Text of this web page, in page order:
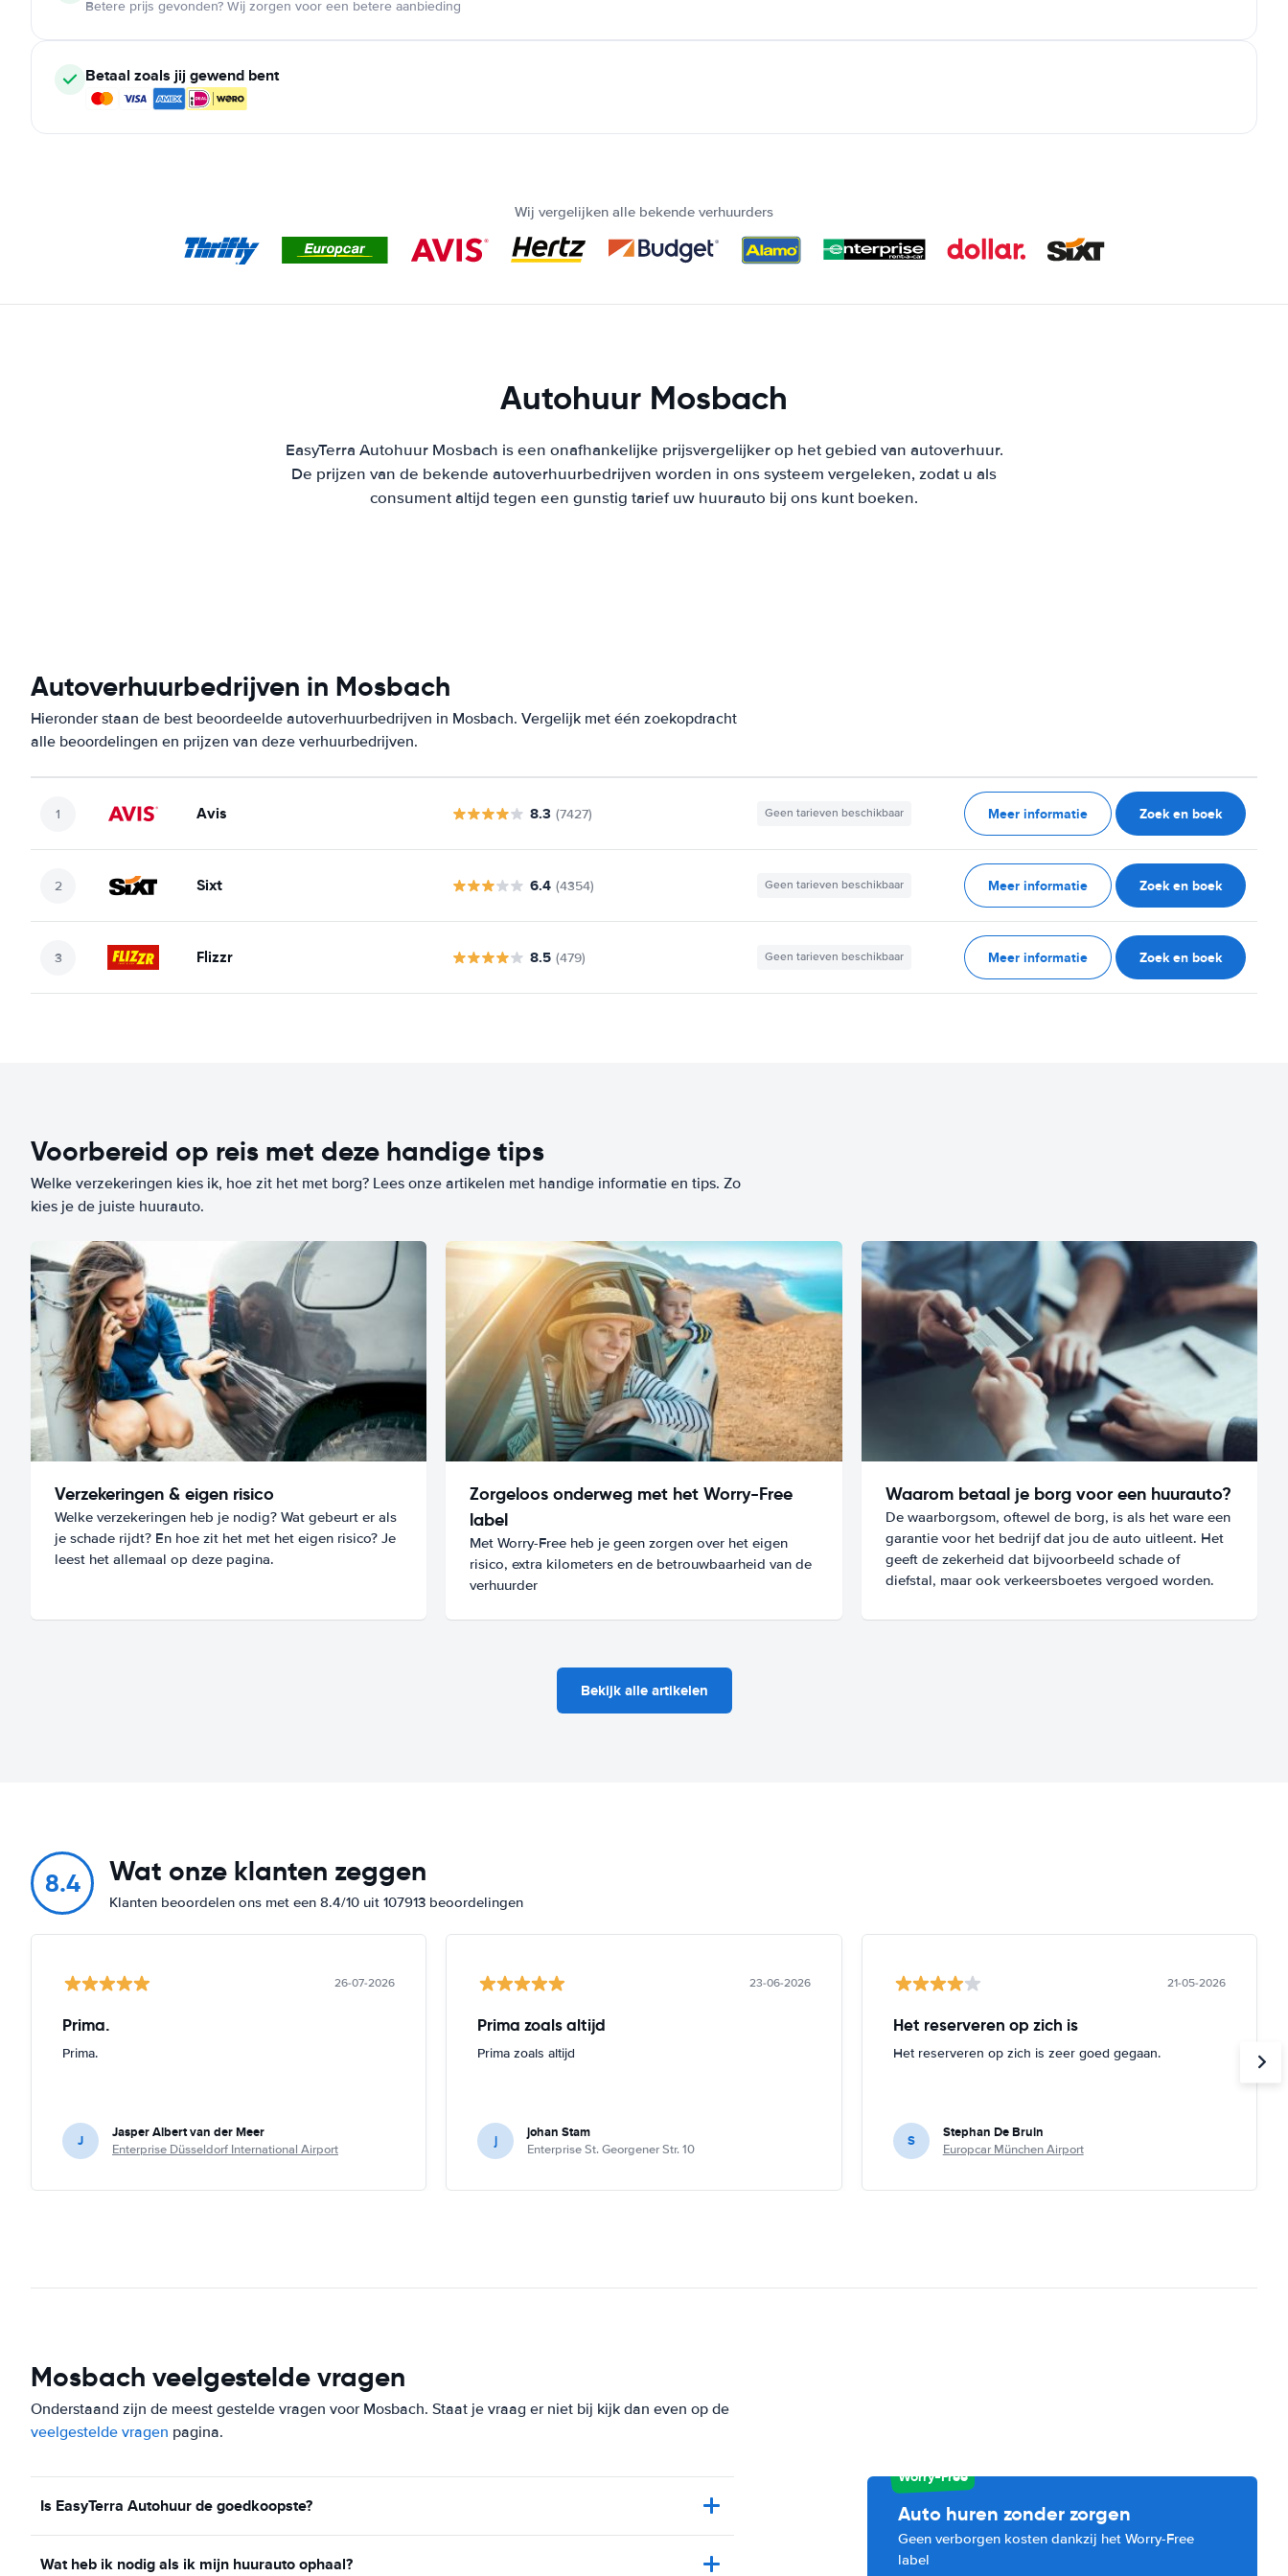
Betere prijs gevonden? Wij zorgen voor een betere aanbieding
Betaal zoals jij gewend bent
Wij vergelijken alle bekende verhuurders
Autohuur Mosbach
EasyTerra Autohuur Mosbach is een onafhankelijke prijsvergelijker op het gebied van autoverhuur.
De prijzen van de bekende autoverhuurbedrijven worden in ons systeem vergeleken, zodat u als
consument altijd tegen een gunstig tarief uw huurauto bij ons kunt boeken.
Autoverhuurbedrijven in Mosbach
Hieronder staan de best beoordeelde autoverhuurbedrijven in Mosbach. Vergelijk met één zoekopdracht
alle beoordelingen en prijzen van deze verhuurbedrijven.
Avis 8.3 (7427) Geen tarieven beschikbaar Meer informatie Zoek en boek
Sixt 6.4 (4354) Geen tarieven beschikbaar Meer informatie Zoek en boek
Flizzr 8.5 (479) Geen tarieven beschikbaar Meer informatie Zoek en boek
Voorbereid op reis met deze handige tips
Welke verzekeringen kies ik, hoe zit het met borg? Lees onze artikelen met handige informatie en tips. Zo
kies je de juiste huurauto.
Verzekeringen & eigen risico
Welke verzekeringen heb je nodig? Wat gebeurt er als
je schade rijdt? En hoe zit het met het eigen risico? Je
leest het allemaal op deze pagina.
Zorgeloos onderweg met het Worry-Free
label
Met Worry-Free heb je geen zorgen over het eigen
risico, extra kilometers en de betrouwbaarheid van de
verhuurder
Waarom betaal je borg voor een huurauto?
De waarborgsom, oftewel de borg, is als het ware een
garantie voor het bedrijf dat jou de auto uitleent. Het
geeft de zekerheid dat bijvoorbeeld schade of
diefstal, maar ook verkeersboetes vergoed worden.
Bekijk alle artikelen
8.4 Wat onze klanten zeggen
Klanten beoordelen ons met een 8.4/10 uit 107913 beoordelingen
26-07-2026
Prima.
Prima.
J Jasper Albert van der Meer
Enterprise Düsseldorf International Airport
23-06-2026
Prima zoals altijd
Prima zoals altijd
j johan Stam
Enterprise St. Georgener Str. 10
21-05-2026
Het reserveren op zich is
Het reserveren op zich is zeer goed gegaan.
S Stephan De Bruin
Europcar München Airport
Mosbach veelgestelde vragen
Onderstaand zijn de meest gestelde vragen voor Mosbach. Staat je vraag er niet bij kijk dan even op de
veelgestelde vragen pagina.
Is EasyTerra Autohuur de goedkoopste?
Wat heb ik nodig als ik mijn huurauto ophaal?
Worry-Free
Auto huren zonder zorgen
Geen verborgen kosten dankzij het Worry-Free
label